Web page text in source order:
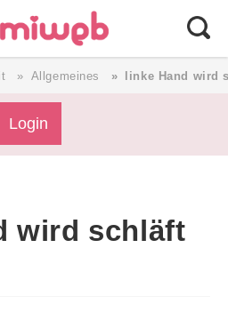
Familie ⎯
Allgemeines linke Hand wird
Login
wird schläft